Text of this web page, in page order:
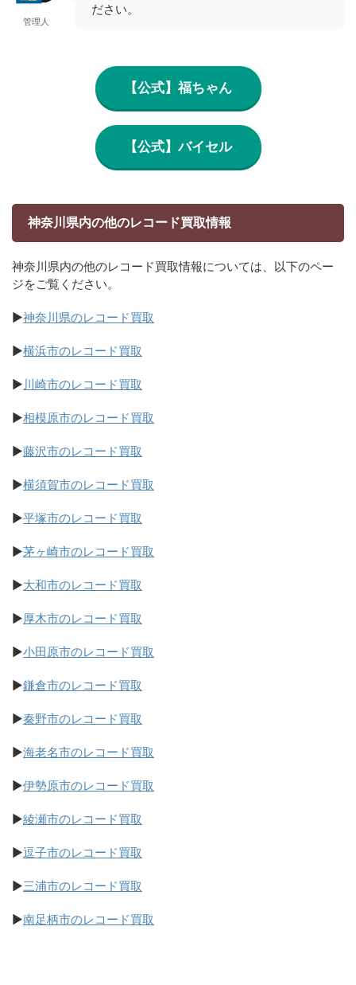
管理人
ださい。
【公式】福ちゃん
【公式】バイセル
神奈川県内の他のレコード買取情報
神奈川県内の他のレコード買取情報については、以下のペー
ジをご覧ください。
▶神奈川県のレコード買取
▶横浜市のレコード買取
▶川崎市のレコード買取
▶相模原市のレコード買取
▶藤沢市のレコード買取
▶横須賀市のレコード買取
▶平塚市のレコード買取
▶茅ヶ崎市のレコード買取
▶大和市のレコード買取
▶厚木市のレコード買取
▶小田原市のレコード買取
▶鎌倉市のレコード買取
▶秦野市のレコード買取
▶海老名市のレコード買取
▶伊勢原市のレコード買取
▶綾瀬市のレコード買取
▶逗子市のレコード買取
▶三浦市のレコード買取
▶南足柄市のレコード買取